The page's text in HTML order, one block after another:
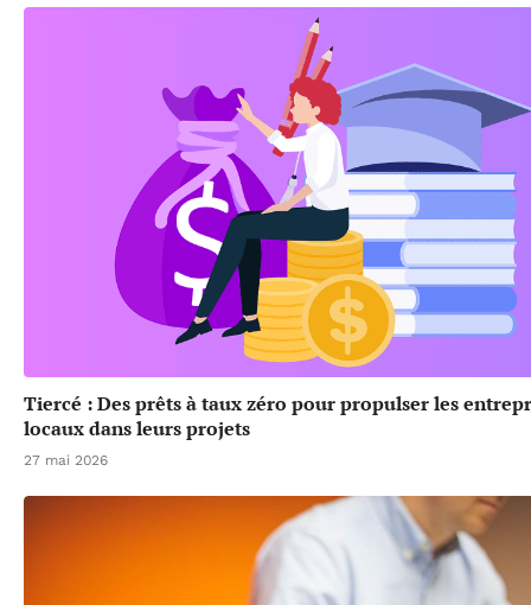
Tiercé : Des prêts à taux zéro pour propulser les
locaux dans leurs projets
27 mai 2026